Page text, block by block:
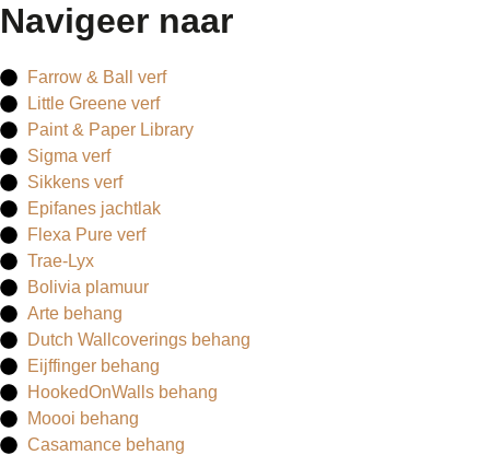
Navigeer naar
Farrow & Ball verf
Little Greene verf
Paint & Paper Library
Sigma verf
Sikkens verf
Epifanes jachtlak
Flexa Pure verf
Trae-Lyx
Bolivia plamuur
Arte behang
Dutch Wallcoverings behang
Eijffinger behang
HookedOnWalls behang
Moooi behang
Casamance behang